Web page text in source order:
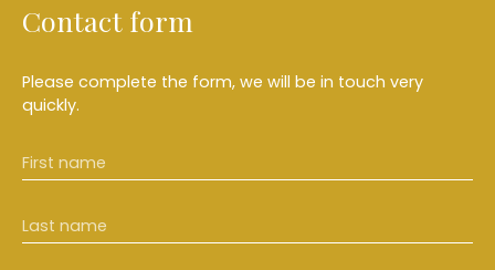
Contact form
Please complete the form, we will be in touch very
quickly.
First name
Last name